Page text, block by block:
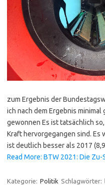
zum Ergebnis der
ich nach dem Ergebnis
gewonnen Es ist tatsächlich
Kraft hervorgegangen sind. Es
ist deutlich besser als 2017
Read More: BTW 2021: Die Zu-
Kategorie: Politik Schlagwörter: